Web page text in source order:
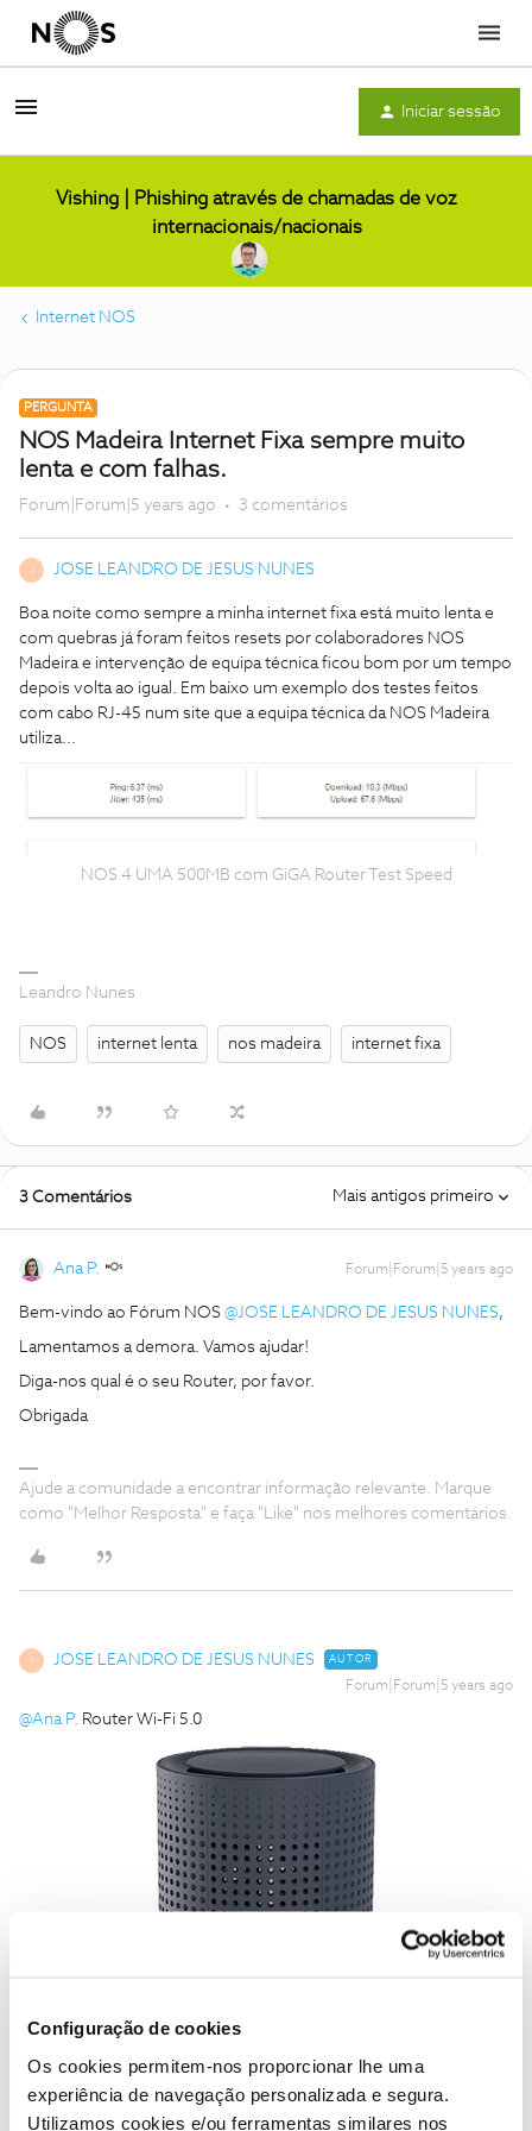
Configuração de cookies
Os cookies permitem-nos proporcionar lhe uma
experiência de navegação personalizada e segura.
Utilizamos cookies e/ou ferramentas similares nos
Menu
Iniciar sessão
Vishing | Phishing através de chamadas de voz
internacionais/nacionais
Internet NOS
PERGUNTA
NOS Madeira Internet Fixa sempre muito
lenta e com falhas.
Forum|Forum|5 years ago 3 comentários
JOSE LEANDRO DE JESUS NUNES
Boa noite como sempre a minha internet fixa está muito lenta e
com quebras já foram feitos resets por colaboradores NOS
Madeira e intervenção de equipa técnica ficou bom por um tempo
depois volta ao igual. Em baixo um exemplo dos testes feitos
com cabo RJ-45 num site que a equipa técnica da NOS Madeira
utiliza...
NOS 4 UMA 500MB com GiGA Router Test Speed
Leandro Nunes
NOS internet lenta nos madeira internet fixa
3 Comentários Mais antigos primeiro
Ana P. Forum|Forum|5 years ago
Bem-vindo ao Fórum NOS @JOSE LEANDRO DE JESUS NUNES,
Lamentamos a demora. Vamos ajudar!
Diga-nos qual é o seu Router, por favor.
Obrigada
Ajude a comunidade a encontrar informação relevante. Marque
como "Melhor Resposta" e faça "Like" nos melhores comentários.
J JOSE LEANDRO DE JESUS NUNES AUTOR
Forum|Forum|5 years ago
@Ana P. Router Wi-Fi 5.0